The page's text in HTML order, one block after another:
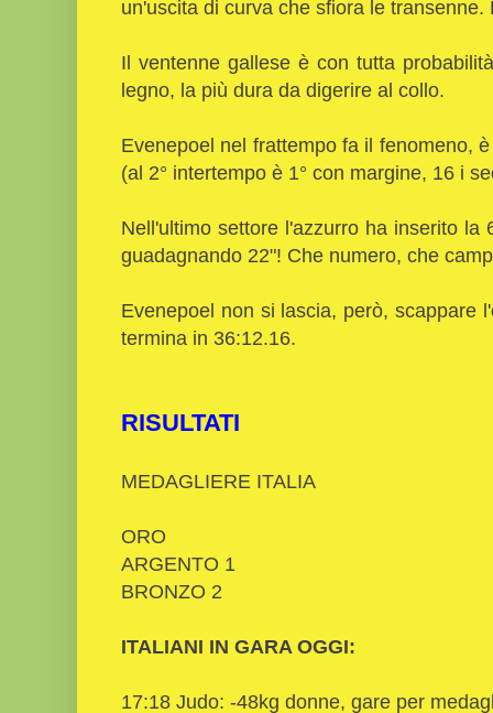
un'uscita di curva che sfiora le
Il ventenne gallese è con tutta
legno, la più dura da digerire al collo.
Evenepoel nel frattempo fa il fenomeno,
(al 2° intertempo è 1° con margine, 16 i
Nell'ultimo settore l'azzurro ha inserito
guadagnando 22"! Che numero, che
Evenepoel non si lascia, però, scappare
termina in 36:12.16.
RISULTATI
MEDAGLIERE ITALIA
ORO
ARGENTO 1
BRONZO 2
ITALIANI IN GARA OGGI:
17:18 Judo: -48kg donne, gare per